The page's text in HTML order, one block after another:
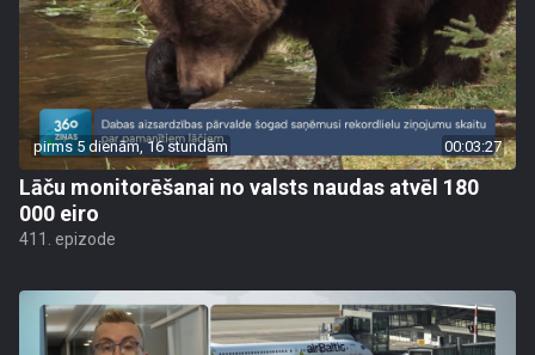
pirms 5 dienām, 16 stundām 00:03:27
Lāču monitorēšanai no valsts naudas atvēl 180
000 eiro
411. epizode